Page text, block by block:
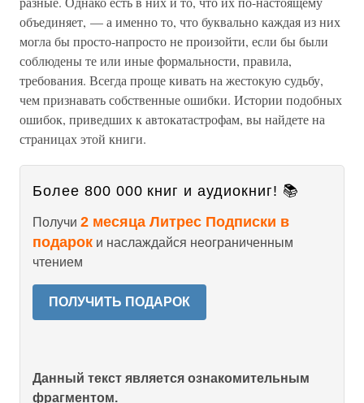
объединяет, — а именно то, что буквально каждая из них
могла бы просто-напросто не произойти, если бы были
соблюдены те или иные формальности, правила,
требования. Всегда проще кивать на жестокую судьбу,
чем признавать собственные ошибки. Истории подобных
ошибок, приведших к автокатастрофам, вы найдете на
страницах этой книги.
Более 800 000 книг и аудиокниг! 📚
Получи 2 месяца Литрес Подписки в
подарок и наслаждайся неограниченным
чтением
ПОЛУЧИТЬ ПОДАРОК
Данный текст является ознакомительным
фрагментом.